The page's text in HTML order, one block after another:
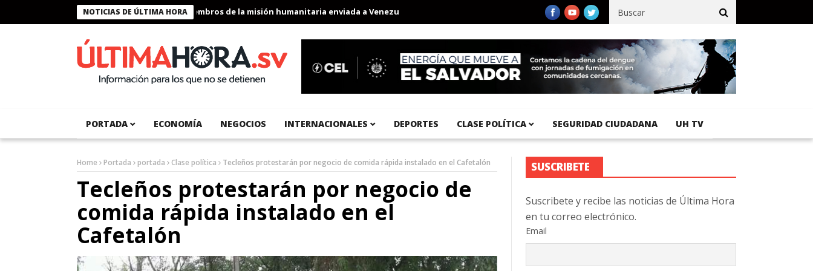
NOTICIAS DE ÚLTIMA HORA
Presidente Bukele condecora a miembros de la misión humanitaria enviada a Venezuela Aeropuerto Internacional del Pacífico registra 92 % de avance en obras de terracería
PORTADA ECONOMÍA NEGOCIOS INTERNACIONALES DEPORTES CLASE POLÍTICA SEGURIDAD CIUDADANA UH TV
Home Portada portada Clase política Tecleños protestarán por negocio de comida rápida instalado en el Cafetalón
Tecleños protestarán por negocio de
comida rápida instalado en el
Cafetalón
SUSCRIBETE
Suscribete y recibe las noticias de Última Hora
en tu correo electrónico.
Email